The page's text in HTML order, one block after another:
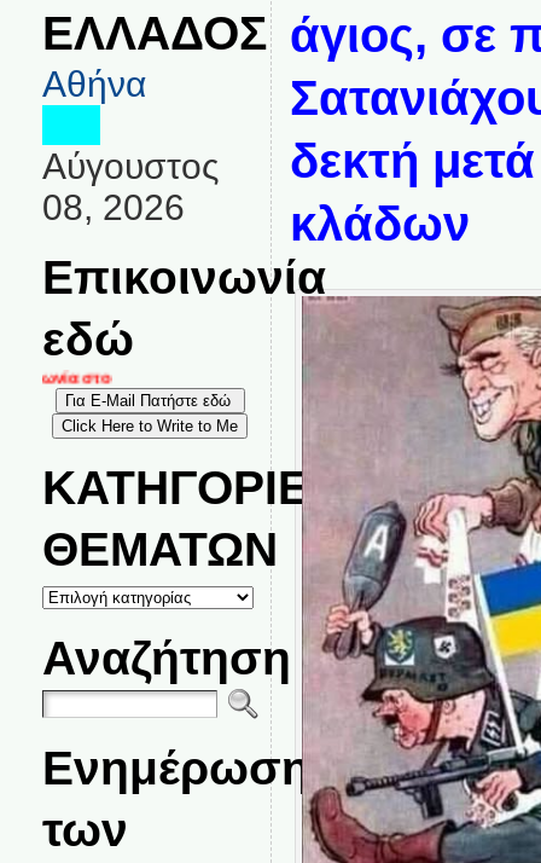
ΕΛΛΑΔΟΣ
Αθήνα
Αύγουστος
08, 2026
Επικοινωνία
εδώ
στο
ΚΑΤΗΓΟΡΙΕΣ
ΘΕΜΑΤΩΝ
ΚΑΤΗΓΟΡΙΕΣ
ΘΕΜΑΤΩΝ
Αναζήτηση
Ενημέρωση
των
άγιος, σε
δεκτή
κλάδων